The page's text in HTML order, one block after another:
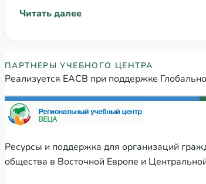
Читать далее
: Информация от Глобального фонда
Партнеры Регионального
ПАРТНЕРЫ УЧЕБНОГО ЦЕНТРА
Реализуется ЕАСВ при поддержке
Ресурсы и поддержка для организаций
общества в Восточной Европе и